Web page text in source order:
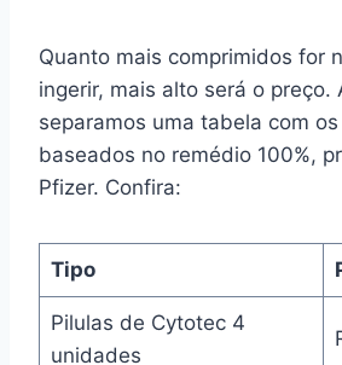
Quanto mais comprimidos for
ingerir, mais alto será o preço.
separamos uma tabela com
baseados no remédio 100%,
Pfizer. Confira:
Tipo
Pilulas de Cytotec 4
unidades